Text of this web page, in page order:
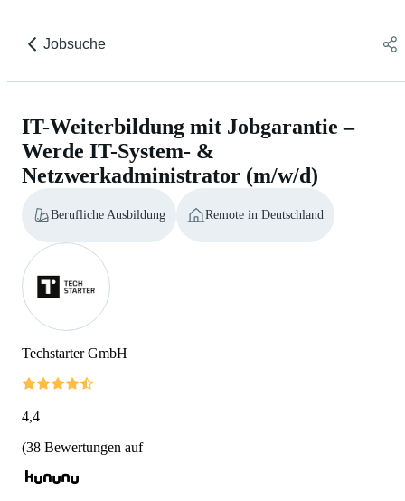
Jobsuche
IT-Weiterbildung mit Jobgarantie –
Werde IT-System- &
Netzwerkadministrator (m/w/d)
Berufliche Ausbildung Remote in Deutschland
Techstarter GmbH
4,4
(38 Bewertungen auf